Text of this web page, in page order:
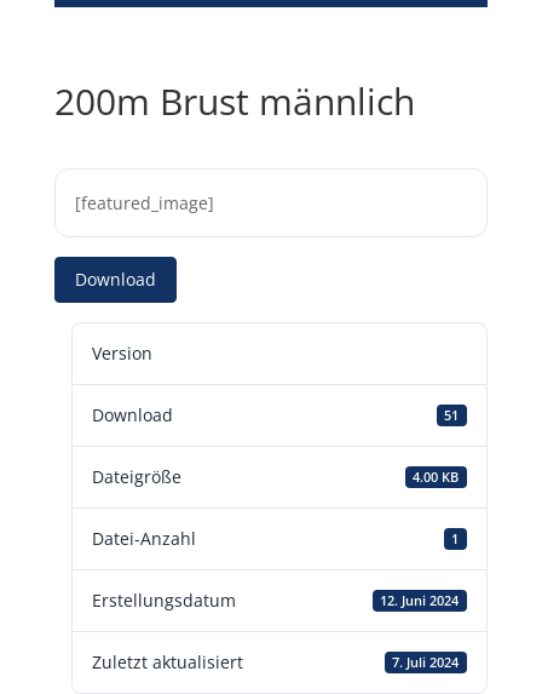
200m Brust männlich
[featured_image]
Download
Version
Download 51
Dateigröße 4.00 KB
Datei-Anzahl 1
Erstellungsdatum 12. Juni 2024
Zuletzt aktualisiert 7. Juli 2024